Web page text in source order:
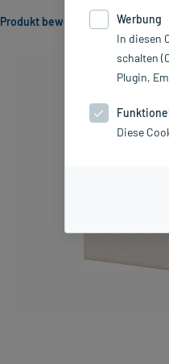
Produkt bewerten & PlusHerzen
Werbung
In diesen
schalten
Plugin,
Diese